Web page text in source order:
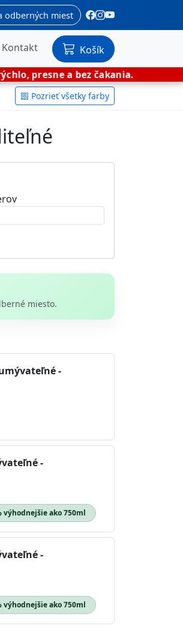
odberných miest
Kontakt Košík
bez čakania. 🎨
Pozrieť všetky farby
miesto.
-
-
výhodnejšie ako 750ml
-
výhodnejšie ako 750ml